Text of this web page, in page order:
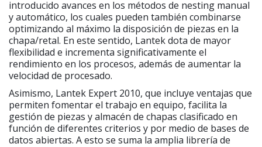
introducido avances en los métodos de nesting manual
y automático, los cuales pueden también combinarse
optimizando al máximo la disposición de piezas en la
chapa/retal. En este sentido, Lantek dota de mayor
flexibilidad e incrementa significativamente el
rendimiento en los procesos, además de aumentar la
velocidad de procesado.
Asimismo, Lantek Expert 2010, que incluye ventajas que
permiten fomentar el trabajo en equipo, facilita la
gestión de piezas y almacén de chapas clasificado en
función de diferentes criterios y por medio de bases de
datos abiertas. A esto se suma la amplia librería de